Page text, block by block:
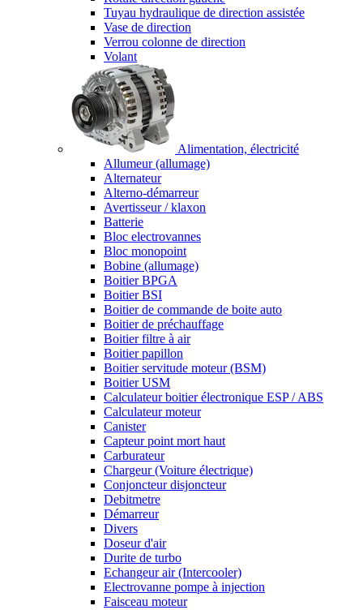
Tuyau hydraulique de direction assistée
Vase de direction
Verrou colonne de direction
Volant
Alimentation, électricité
Allumeur (allumage)
Alternateur
Alterno-démarreur
Avertisseur / klaxon
Batterie
Bloc electrovannes
Bloc monopoint
Bobine (allumage)
Boitier BPGA
Boitier BSI
Boitier de commande de boite auto
Boitier de préchauffage
Boitier filtre à air
Boitier papillon
Boitier servitude moteur (BSM)
Boitier USM
Calculateur boitier électronique ESP / ABS
Calculateur moteur
Canister
Capteur point mort haut
Carburateur
Chargeur (Voiture électrique)
Conjoncteur disjoncteur
Debitmetre
Démarreur
Divers
Doseur d'air
Durite de turbo
Echangeur air (Intercooler)
Electrovanne pompe à injection
Faisceau moteur